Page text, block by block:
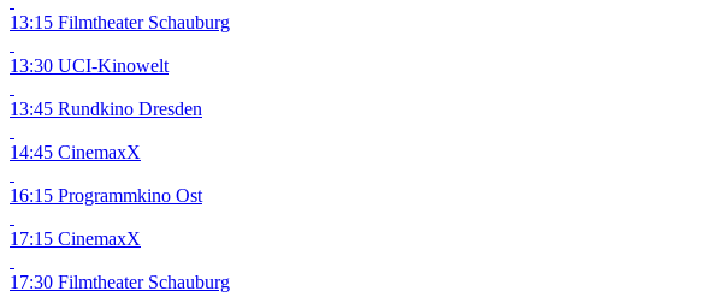
13:15 Filmtheater Schauburg
13:30 UCI-Kinowelt
13:45 Rundkino Dresden
14:45 CinemaxX
16:15 Programmkino Ost
17:15 CinemaxX
17:30 Filmtheater Schauburg